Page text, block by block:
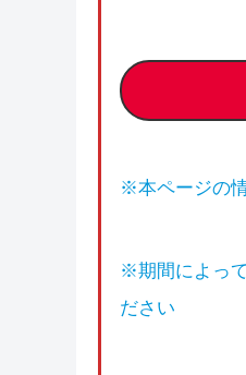
※本ページの
※期間によっ
ださい